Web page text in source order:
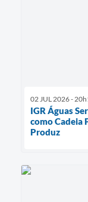
02 JUL 2026 -
IGR Águas
como Cadeia
Produz